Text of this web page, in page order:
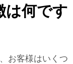
は何です
お客様はいくつ